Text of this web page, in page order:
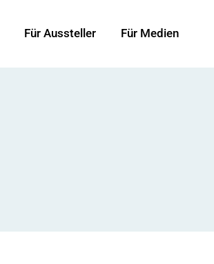
Für Aussteller Für Medien